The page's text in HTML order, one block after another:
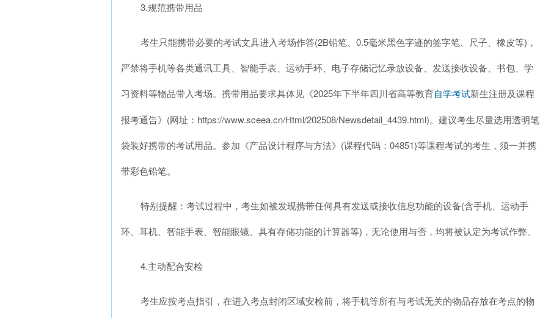
3.规范携带用品
考生只能携带必要的考试文具进入考场作答(2B铅笔、0.5毫米黑色字迹的签字笔、尺子、橡皮等)，
严禁将手机等各类通讯工具、智能手表、运动手环、电子存储记忆录放设备、发送接收设备、书包、学
习资料等物品带入考场。携带用品要求具体见《2025年下半年四川省高等教育自学考试新生注册及课程
报考通告》(网址：https://www.sceea.cn/Html/202508/Newsdetail_4439.html)。建议考生尽量选用透明笔
袋装好携带的考试用品。参加《产品设计程序与方法》(课程代码：04851)等课程考试的考生，须一并携
带彩色铅笔。
特别提醒：考试过程中，考生如被发现携带任何具有发送或接收信息功能的设备(含手机、运动手
环、耳机、智能手表、智能眼镜、具有存储功能的计算器等)，无论使用与否，均将被认定为考试作弊。
4.主动配合安检
考生应按考点指引，在进入考点封闭区域安检前，将手机等所有与考试无关的物品存放在考点的物